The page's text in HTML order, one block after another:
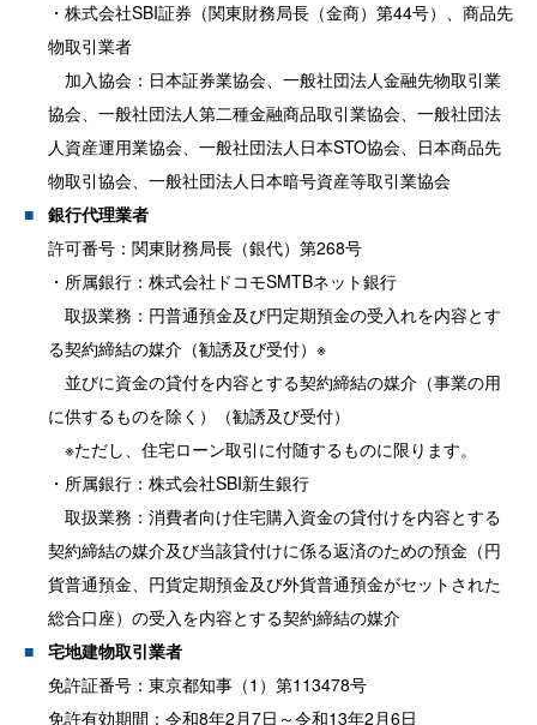
・株式会社SBI証券（関東財務局長（金商）第44号）、商品先
物取引業者
加入協会：日本証券業協会、一般社団法人金融先物取引業
協会、一般社団法人第二種金融商品取引業協会、一般社団法
人資産運用業協会、一般社団法人日本STO協会、日本商品先
物取引協会、一般社団法人日本暗号資産等取引業協会
銀行代理業者
許可番号：関東財務局長（銀代）第268号
・所属銀行：株式会社ドコモSMTBネット銀行
取扱業務：円普通預金及び円定期預金の受入れを内容とす
る契約締結の媒介（勧誘及び受付）※
並びに資金の貸付を内容とする契約締結の媒介（事業の用
に供するものを除く）（勧誘及び受付）
※ただし、住宅ローン取引に付随するものに限ります。
・所属銀行：株式会社SBI新生銀行
取扱業務：消費者向け住宅購入資金の貸付けを内容とする
契約締結の媒介及び当該貸付けに係る返済のための預金（円
貨普通預金、円貨定期預金及び外貨普通預金がセットされた
総合口座）の受入を内容とする契約締結の媒介
宅地建物取引業者
免許証番号：東京都知事（1）第113478号
免許有効期間：令和8年2月7日～令和13年2月6日